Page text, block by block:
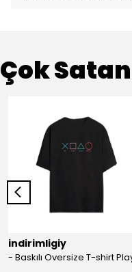
Çok
indirimligiy
- Baskılı Oversize T-shirt